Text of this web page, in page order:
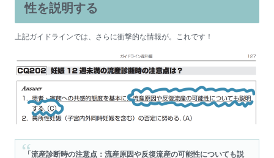
性を説明する
上記ガイドラインでは、さらに衝撃的な情報が。これです！
「流産診断時の注意点：流産原因や反復流産の可能性についても説